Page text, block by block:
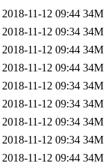
2018-11-12 09:44 34M
2018-11-12 09:34 34M
2018-11-12 09:44 34M
2018-11-12 09:44 34M
2018-11-12 09:34 34M
2018-11-12 09:34 34M
2018-11-12 09:34 34M
2018-11-12 09:34 34M
2018-11-12 09:44 34M